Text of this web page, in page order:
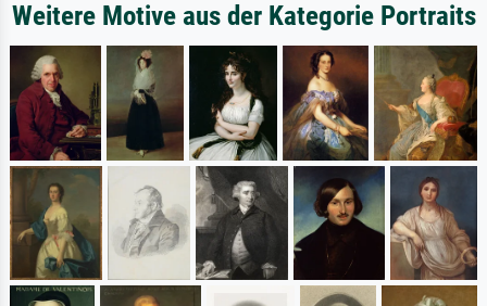
Weitere Motive aus der Kategorie Portraits